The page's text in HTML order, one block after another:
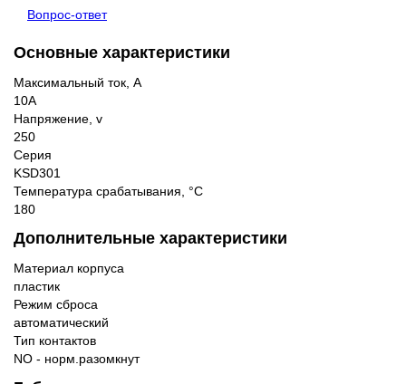
Вопрос-ответ
Основные характеристики
Максимальный ток, А
10A
Напряжение, v
250
Серия
KSD301
Температура срабатывания, °C
180
Дополнительные характеристики
Материал корпуса
пластик
Режим сброса
автоматический
Тип контактов
NO - норм.разомкнут